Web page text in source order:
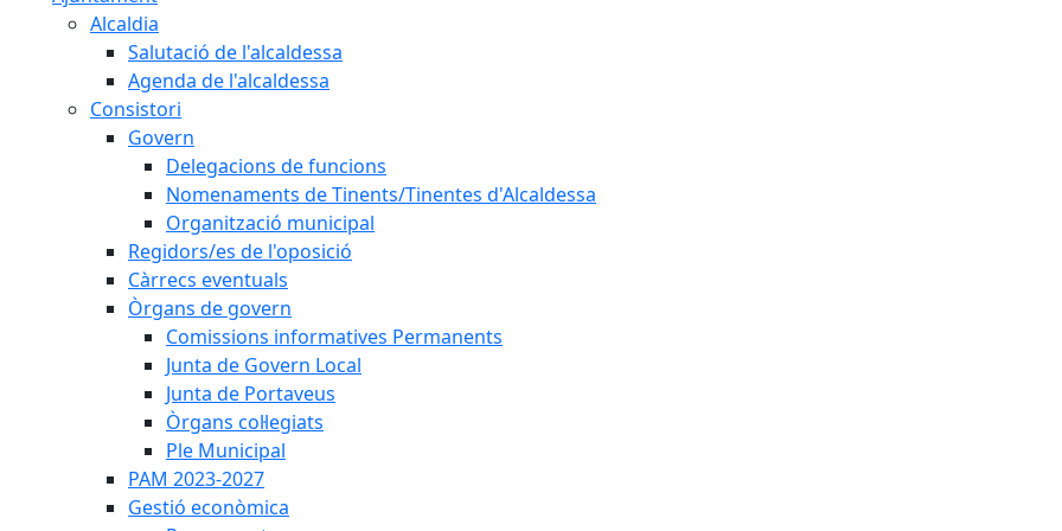
Alcaldia
Salutació de l'alcaldessa
Agenda de l'alcaldessa
Consistori
Govern
Delegacions de funcions
Nomenaments de Tinents/Tinentes d'Alcaldessa
Organització municipal
Regidors/es de l'oposició
Càrrecs eventuals
Òrgans de govern
Comissions informatives Permanents
Junta de Govern Local
Junta de Portaveus
Òrgans col·legiats
Ple Municipal
PAM 2023-2027
Gestió econòmica